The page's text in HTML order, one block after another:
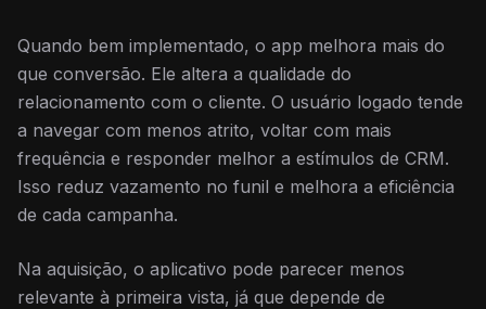
Quando bem implementado, o app melhora mais do
que conversão. Ele altera a qualidade do
relacionamento com o cliente. O usuário logado tende
a navegar com menos atrito, voltar com mais
frequência e responder melhor a estímulos de CRM.
Isso reduz vazamento no funil e melhora a eficiência
de cada campanha.
Na aquisição, o aplicativo pode parecer menos
relevante à primeira vista, já que depende de